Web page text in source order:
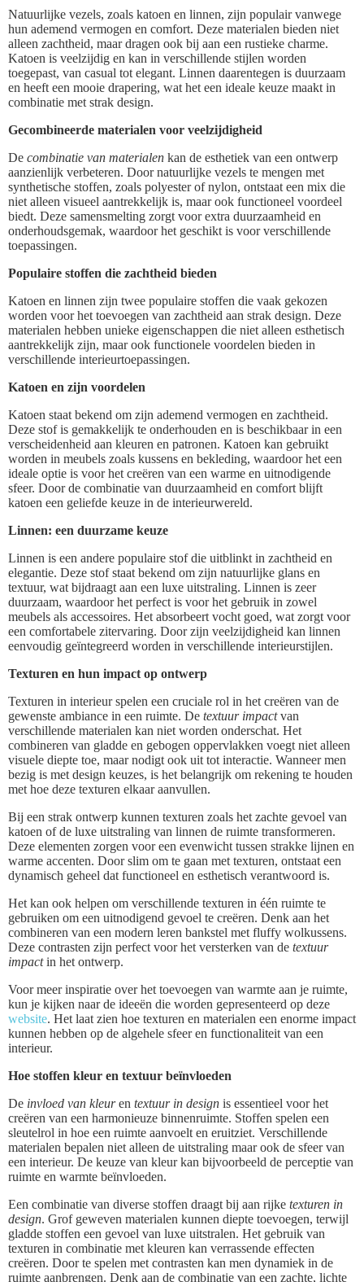
Natuurlijke vezels, zoals katoen en linnen, zijn populair vanwege
hun ademend vermogen en comfort. Deze materialen bieden niet
alleen zachtheid, maar dragen ook bij aan een rustieke charme.
Katoen is veelzijdig en kan in verschillende stijlen worden
toegepast, van casual tot elegant. Linnen daarentegen is duurzaam
en heeft een mooie drapering, wat het een ideale keuze maakt in
combinatie met strak design.
Gecombineerde materialen voor veelzijdigheid
De combinatie van materialen kan de esthetiek van een ontwerp
aanzienlijk verbeteren. Door natuurlijke vezels te mengen met
synthetische stoffen, zoals polyester of nylon, ontstaat een mix die
niet alleen visueel aantrekkelijk is, maar ook functioneel voordeel
biedt. Deze samensmelting zorgt voor extra duurzaamheid en
onderhoudsgemak, waardoor het geschikt is voor verschillende
toepassingen.
Populaire stoffen die zachtheid bieden
Katoen en linnen zijn twee populaire stoffen die vaak gekozen
worden voor het toevoegen van zachtheid aan strak design. Deze
materialen hebben unieke eigenschappen die niet alleen esthetisch
aantrekkelijk zijn, maar ook functionele voordelen bieden in
verschillende interieurtoepassingen.
Katoen en zijn voordelen
Katoen staat bekend om zijn ademend vermogen en zachtheid.
Deze stof is gemakkelijk te onderhouden en is beschikbaar in een
verscheidenheid aan kleuren en patronen. Katoen kan gebruikt
worden in meubels zoals kussens en bekleding, waardoor het een
ideale optie is voor het creëren van een warme en uitnodigende
sfeer. Door de combinatie van duurzaamheid en comfort blijft
katoen een geliefde keuze in de interieurwereld.
Linnen: een duurzame keuze
Linnen is een andere populaire stof die uitblinkt in zachtheid en
elegantie. Deze stof staat bekend om zijn natuurlijke glans en
textuur, wat bijdraagt aan een luxe uitstraling. Linnen is zeer
duurzaam, waardoor het perfect is voor het gebruik in zowel
meubels als accessoires. Het absorbeert vocht goed, wat zorgt voor
een comfortabele zitervaring. Door zijn veelzijdigheid kan linnen
eenvoudig geïntegreerd worden in verschillende interieurstijlen.
Texturen en hun impact op ontwerp
Texturen in interieur spelen een cruciale rol in het creëren van de
gewenste ambiance in een ruimte. De textuur impactvan
verschillende materialen kan niet worden onderschat. Het
combineren van gladde en gebogen oppervlakken voegt niet alleen
visuele diepte toe, maar nodigt ook uit tot interactie. Wanneer men
bezig is met design keuzes, is het belangrijk om rekening te houden
met hoe deze texturen elkaar aanvullen.
Bij een strak ontwerp kunnen texturen zoals het zachte gevoel van
katoen of de luxe uitstraling van linnen de ruimte transformeren.
Deze elementen zorgen voor een evenwicht tussen strakke lijnen en
warme accenten. Door slim om te gaan met texturen, ontstaat een
dynamisch geheel dat functioneel en esthetisch verantwoord is.
Het kan ook helpen om verschillende texturen in één ruimte te
gebruiken om een uitnodigend gevoel te creëren. Denk aan het
combineren van een modern leren bankstel met fluffy wolkussens.
Deze contrasten zijn perfect voor het versterken van de textuur
impactin het ontwerp.
Voor meer inspiratie over het toevoegen van warmte aan je ruimte,
kun je kijken naar de ideeën die worden gepresenteerd op deze
website. Het laat zien hoe texturen en materialen een enorme impact
kunnen hebben op de algehele sfeer en functionaliteit van een
interieur.
Hoe stoffen kleur en textuur beïnvloeden
De invloed van kleuren textuur in design is essentieel voor het
creëren van een harmonieuze binnenruimte. Stoffen spelen een
sleutelrol in hoe een ruimte aanvoelt en eruitziet. Verschillende
materialen bepalen niet alleen de uitstraling maar ook de sfeer van
een interieur. De keuze van kleur kan bijvoorbeeld de perceptie van
ruimte en warmte beïnvloeden.
Een combinatie van diverse stoffen draagt bij aan rijke texturen in
design. Grof geweven materialen kunnen diepte toevoegen, terwijl
gladde stoffen een gevoel van luxe uitstralen. Het gebruik van
texturen in combinatie met kleuren kan verrassende effecten
creëren. Door te spelen met contrasten kan men dynamiek in de
ruimte aanbrengen. Denk aan de combinatie van een zachte, lichte